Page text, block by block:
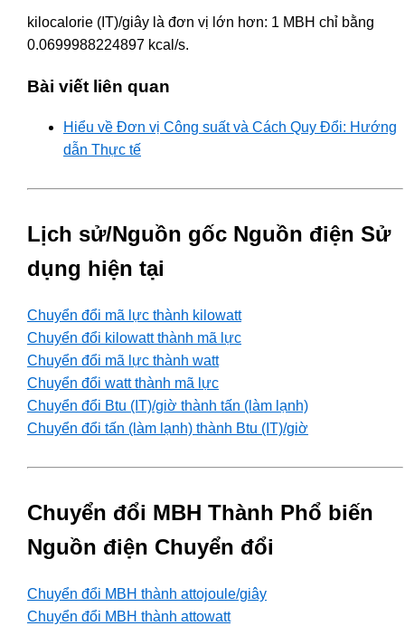
kilocalorie (IT)/giây là đơn vị lớn hơn: 1 MBH chỉ bằng
0.0699988224897 kcal/s.
Bài viết liên quan
Hiểu về Đơn vị Công suất và Cách Quy Đổi: Hướng
dẫn Thực tế
Lịch sử/Nguồn gốc Nguồn điện Sử
dụng hiện tại
Chuyển đổi mã lực thành kilowatt
Chuyển đổi kilowatt thành mã lực
Chuyển đổi mã lực thành watt
Chuyển đổi watt thành mã lực
Chuyển đổi Btu (IT)/giờ thành tấn (làm lạnh)
Chuyển đổi tấn (làm lạnh) thành Btu (IT)/giờ
Chuyển đổi MBH Thành Phổ biến
Nguồn điện Chuyển đổi
Chuyển đổi MBH thành attojoule/giây
Chuyển đổi MBH thành attowatt